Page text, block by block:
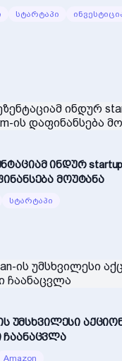
სტარტაპი
ინდურ
მოუტანა
სტარტაპი
ის უმსხვილესი
ჩაანაცვლა
Amazon